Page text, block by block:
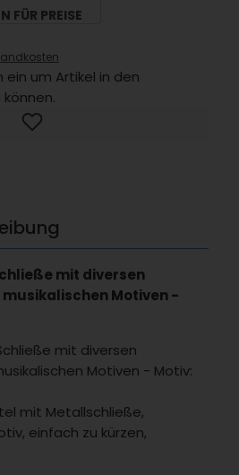
FÜR PREISE
um Artikel in den
mit diversen
Motiven -
mit diversen
Motiven - Motiv:
mit Metallschließe,
einfach zu kürzen,